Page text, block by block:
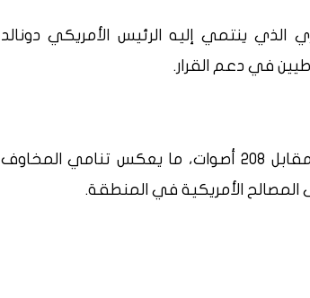
الذي ينتمي إليه الرئيس الأمريكي دونالد
في دعم القرار.
وبحسب نتائج التصويت، أُقر القرار بأغلبية 215 صوتاً مقابل 208 أصوات، ما يعكس تنامي المخاوف
المصالح الأمريكية في المنطقة.